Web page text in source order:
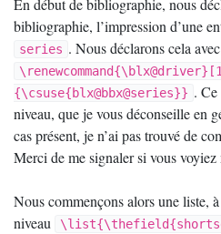
En début de bibliographie, nous
bibliographie, l’impression d’une
series . Nous déclarons cela avec
{\csuse{blx@bbx@series}} . Ce
niveau, que je vous déconseille en
cas présent, je n’ai pas trouvé de
Merci de me signaler si vous voyiez
Nous commençons alors une liste,
niveau